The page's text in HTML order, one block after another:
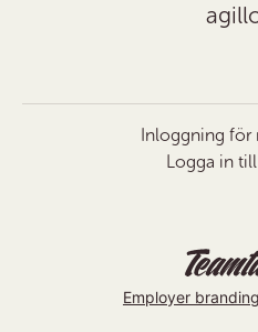
Inloggning för
Logga in
Employer branding